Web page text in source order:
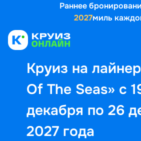
Раннее
2027миль
Круиз на
Of The Seas» с
декабря по 26
2027 года
Выбор кают